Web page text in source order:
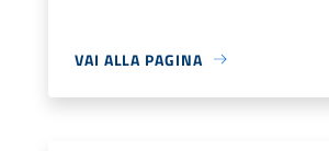
VAI ALLA PAGINA